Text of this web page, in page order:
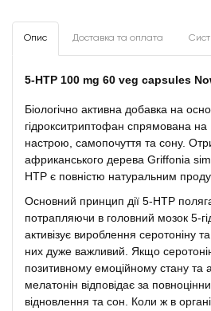
Опис Доставка та оплата
5-HTP 100 mg 60 veg capsules
Біологічно активна добавка на
гідрокситриптофан спрямована
настрою, самопочуття та сону.
африканського дерева Griffonia
HTP є повністю натуральним
Основний принцип дії 5-HTP
потрапляючи в головний мозок 5-
активізує вироблення серотоніну
них дуже важливий. Якщо
позитивному емоційному стану та
мелатонін відповідає за
відновлення та сон. Коли ж в